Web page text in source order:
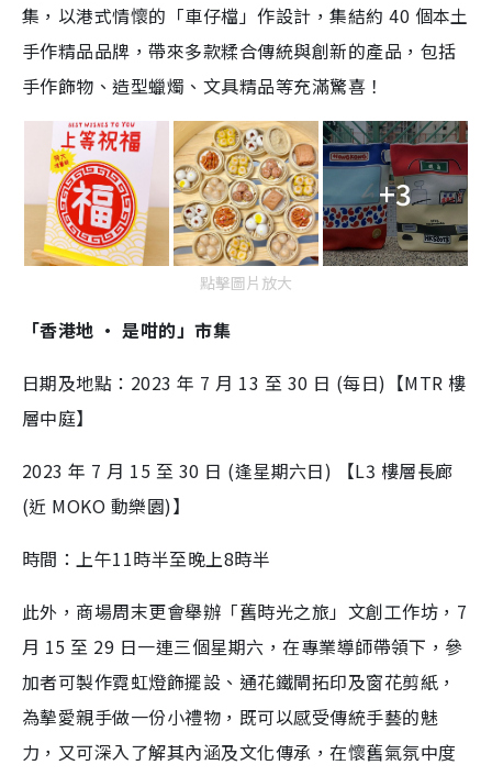
3
2
7
3
i
i
n
g
T
i
e
e
集，以港式情懷的「車仔檔」作設計，集結約 40 個本土
手作精品品牌，帶來多款糅合傳統與創新的產品，包括
手作飾物、造型蠟燭、文具精品等充滿驚喜！
+3
點擊圖片放大
「香港地 • 是咁的」市集
日期及地點：2023 年 7 月 13 至 30 日 (每日)【MTR 樓
層中庭】
2023 年 7 月 15 至 30 日 (逢星期六日) 【L3 樓層長廊
(近 MOKO 動樂園)】
時間：上午11時半至晚上8時半
此外，商場周末更會舉辦「舊時光之旅」文創工作坊，7
月 15 至 29 日一連三個星期六，在專業導師帶領下，參
加者可製作霓虹燈飾擺設、通花鐵閘拓印及窗花剪紙，
為摰愛親手做一份小禮物，既可以感受傳統手藝的魅
力，又可深入了解其內涵及文化傳承，在懷舊氣氛中度